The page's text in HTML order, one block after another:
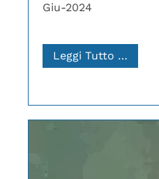
Giu-2024
Leggi Tutto …